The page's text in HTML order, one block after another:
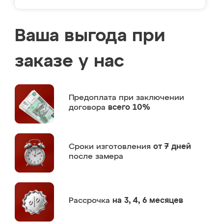
Ваша выгода при
заказе у нас
Предоплата при заключении
договора всего 10%
Сроки изготовления от 7 дней
после замера
Рассрочка на 3, 4, 6 месяцев